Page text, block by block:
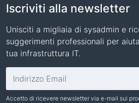
Iscriviti alla newsletter
Unisciti a migliaia di sysadmin e
suggerimenti professionali per
tua infrastruttura IT.
Accetto di ricevere newsletter via e-mail sui